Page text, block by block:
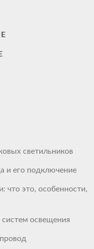
светильников
и его подключение
что это, особенности,
освещения